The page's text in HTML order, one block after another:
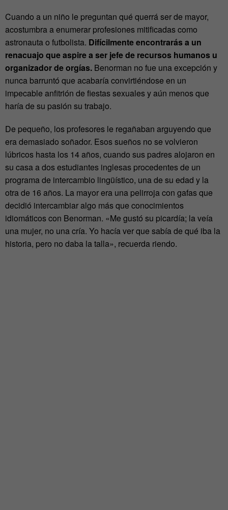
Cuando a un niño le preguntan qué querrá ser de mayor,
acostumbra a enumerar profesiones mitificadas como
astronauta o futbolista. Difícilmente encontrarás a un
renacuajo que aspire a ser jefe de recursos humanos u
organizador de orgías. Benorman no fue una excepción y
nunca barruntó que acabaría convirtiéndose en un
impecable anfitrión de fiestas sexuales y aún menos que
haría de su pasión su trabajo.
De pequeño, los profesores le regañaban arguyendo que
era demasiado soñador. Esos sueños no se volvieron
lúbricos hasta los 14 años, cuando sus padres alojaron en
su casa a dos estudiantes inglesas procedentes de un
programa de intercambio lingüístico, una de su edad y la
otra de 16 años. La mayor era una pelirroja con gafas que
decidió intercambiar algo más que conocimientos
idiomáticos con Benorman. «Me gustó su picardía; la veía
una mujer, no una cría. Yo hacía ver que sabía de qué iba la
historia, pero no daba la talla», recuerda riendo.